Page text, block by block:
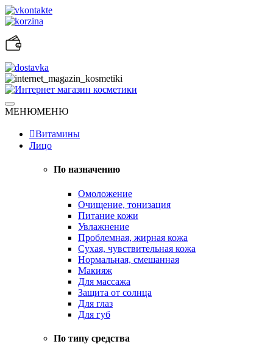
Skip
to
Интернет магазин косметики
Натуральная косметика
МЕНЮМЕНЮ
Витамины
Лицо
По назначению
Омоложение
Очищение, тонизация
Питание кожи
Увлажнение
Проблемная, жирная кожа
Сухая, чувствительная кожа
Нормальная, смешанная
Макияж
Для массажа
Защита от солнца
Для глаз
Для губ
По типу средства